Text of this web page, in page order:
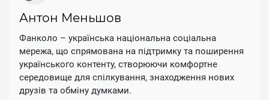
Антон Меньшов
Фанколо – українська національна соціальна
мережа, що спрямована на підтримку та поширення
українського контенту, створюючи комфортне
середовище для спілкування, знаходження нових
друзів та обміну думками.